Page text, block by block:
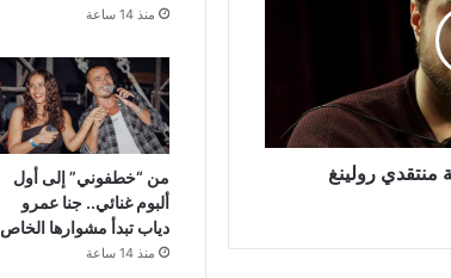
منتقدي رولينغ
منذ 14 ساعة
من “خطفوني” إلى أول
ألبوم غنائي.. جنا عمرو
دياب تبدأ مشوارها الخاص
منذ 14 ساعة